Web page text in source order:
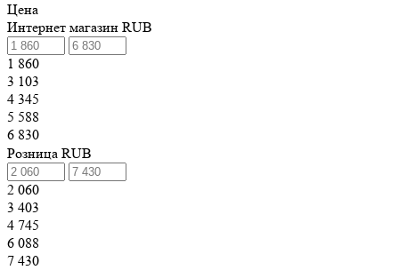
Цена
Интернет магазин RUB
1 860
3 103
4 345
5 588
6 830
Розница RUB
2 060
3 403
4 745
6 088
7 430